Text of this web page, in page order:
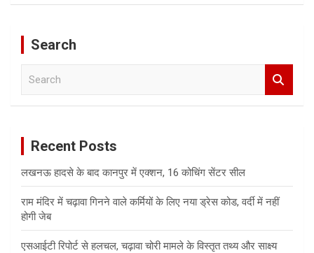
Search
Recent Posts
लखनऊ हादसे के बाद कानपुर में एक्शन, 16 कोचिंग सेंटर सील
राम मंदिर में चढ़ावा गिनने वाले कर्मियों के लिए नया ड्रेस कोड, वर्दी में नहीं
होगी जेब
एसआईटी रिपोर्ट से हलचल, चढ़ावा चोरी मामले के विस्तृत तथ्य और साक्ष्य